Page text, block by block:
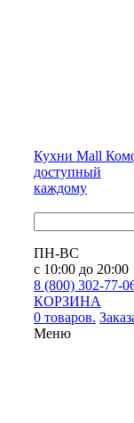
Кухни Mall
доступный
каждому
ПН-ВС
с 10:00 до 20:00
8 (800) 302-77-
КОРЗИНА
0 товаров.
Меню